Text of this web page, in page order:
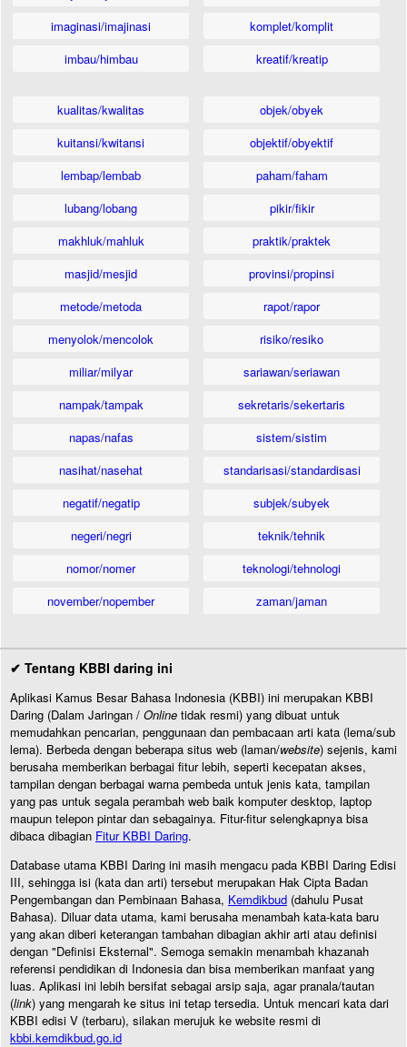
imaginasi/imajinasi
imbau/himbau
komplet/komplit
kreatif/kreatip
kualitas/kwalitas
kuitansi/kwitansi
lembap/lembab
lubang/lobang
makhluk/mahluk
masjid/mesjid
metode/metoda
menyolok/mencolok
miliar/milyar
nampak/tampak
napas/nafas
nasihat/nasehat
negatif/negatip
negeri/negri
nomor/nomer
november/nopember
objek/obyek
objektif/obyektif
paham/faham
pikir/fikir
praktik/praktek
provinsi/propinsi
rapot/rapor
risiko/resiko
sariawan/seriawan
sekretaris/sekertaris
sistem/sistim
standarisasi/standardisasi
subjek/subyek
teknik/tehnik
teknologi/tehnologi
zaman/jaman
✔ Tentang KBBI daring ini
Aplikasi Kamus Besar Bahasa Indonesia (KBBI) ini merupakan KBBI
Daring (Dalam Jaringan / Online tidak resmi) yang dibuat untuk
memudahkan pencarian, penggunaan dan pembacaan arti kata (lema/sub
lema). Berbeda dengan beberapa situs web (laman/website) sejenis, kami
berusaha memberikan berbagai fitur lebih, seperti kecepatan akses,
tampilan dengan berbagai warna pembeda untuk jenis kata, tampilan
yang pas untuk segala perambah web baik komputer desktop, laptop
maupun telepon pintar dan sebagainya. Fitur-fitur selengkapnya bisa
dibaca dibagian Fitur KBBI Daring.
Database utama KBBI Daring ini masih mengacu pada KBBI Daring Edisi
III, sehingga isi (kata dan arti) tersebut merupakan Hak Cipta Badan
Pengembangan dan Pembinaan Bahasa, Kemdikbud (dahulu Pusat
Bahasa). Diluar data utama, kami berusaha menambah kata-kata baru
yang akan diberi keterangan tambahan dibagian akhir arti atau definisi
dengan "Definisi Eksternal". Semoga semakin menambah khazanah
referensi pendidikan di Indonesia dan bisa memberikan manfaat yang
luas. Aplikasi ini lebih bersifat sebagai arsip saja, agar pranala/tautan
(link) yang mengarah ke situs ini tetap tersedia. Untuk mencari kata dari
KBBI edisi V (terbaru), silakan merujuk ke website resmi di
kbbi.kemdikbud.go.id